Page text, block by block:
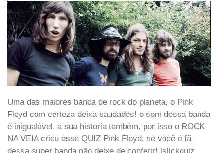
Uma das maiores banda de rock do planeta, o Pink
Floyd com certeza deixa saudades! o som dessa banda
é inigualável, a sua historia também, por isso o ROCK
NA VEIA criou esse QUIZ Pink Floyd, se você é fã
dessa super banda não deixe de conferir! [slickquiz